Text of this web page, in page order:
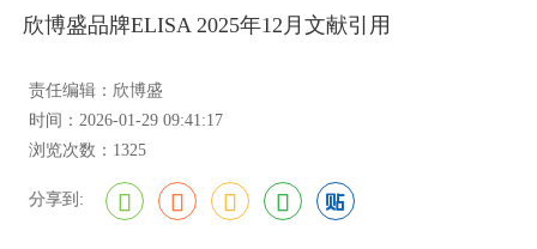
产品中心
产品类型
ELISA试剂盒
QuantiCyto®ELISA
QuantiCyto®ELISA(高敏)
QuikCyto®ELISA(快检)
欣博盛品牌ELISA 2025年12月文献引用
责任编辑：欣博盛
时间：2026-01-29 09:41:17
浏览次数：1325
分享到: